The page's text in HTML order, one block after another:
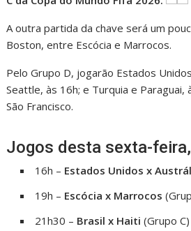
A outra partida da chave será um
Boston, entre Escócia e Marrocos.
Pelo Grupo D, jogarão Estados
Seattle, às 16h; e Turquia e Paraguai,
São Francisco.
Jogos desta sexta-
16h – Estados Unidos x
19h – Escócia x Marrocos
21h30 – Brasil x Haiti (Grupo C)